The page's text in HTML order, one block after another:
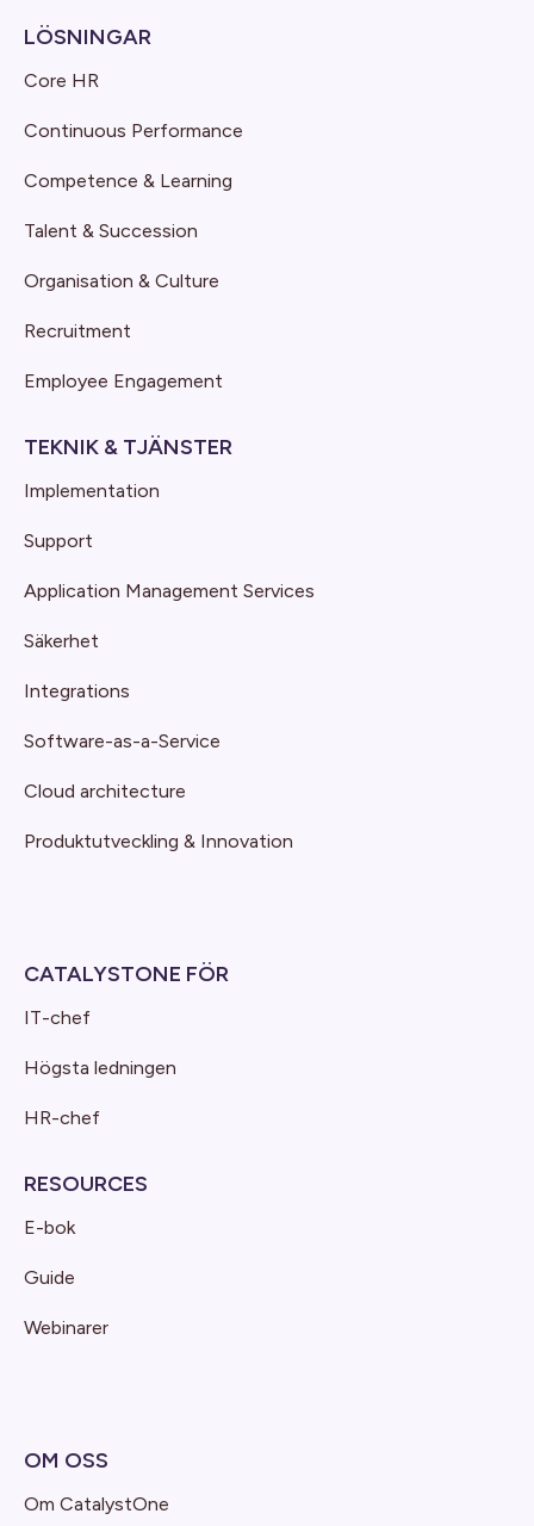
LÖSNINGAR
Core HR
Continuous Performance
Competence & Learning
Talent & Succession
Organisation & Culture
Recruitment
Employee Engagement
TEKNIK & TJÄNSTER
Implementation
Support
Application Management Services
Säkerhet
Integrations
Software-as-a-Service
Cloud architecture
Produktutveckling & Innovation
CATALYSTONE FÖR
IT-chef
Högsta ledningen
HR-chef
RESOURCES
E-bok
Guide
Webinarer
OM OSS
Om CatalystOne